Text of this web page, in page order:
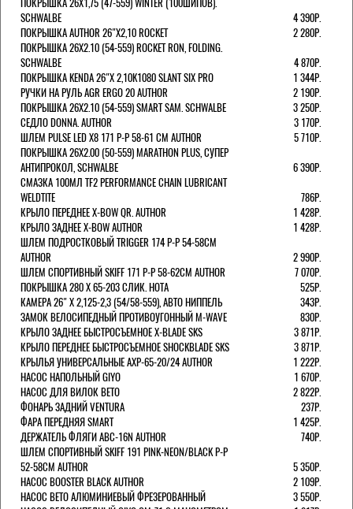
SCHWALBE
4 390Р.
ПОКРЫШКА AUTHOR 26"Х2,10 ROCKET
2 280Р.
ПОКРЫШКА 26X2.10 (54-559) ROCKET RON, FOLDING.
SCHWALBE
4 870Р.
ПОКРЫШКА KENDA 26"Х 2,10K1080 SLANT SIX PRO
1 344Р.
РУЧКИ НА РУЛЬ AGR ERGO 20 AUTHOR
2 190Р.
ПОКРЫШКА 26X2.10 (54-559) SMART SAM. SCHWALBE
3 250Р.
СЕДЛО DONNA. AUTHOR
3 170Р.
ШЛЕМ PULSE LED X8 171 Р-Р 58-61 СМ AUTHOR
5 710Р.
ПОКРЫШКА 26X2.00 (50-559) MARATHON PLUS, СУПЕР
АНТИПРОКОЛ, SCHWALBE
6 390Р.
СМАЗКА 100МЛ TF2 PERFORMANCE CHAIN LUBRICANT
WELDTITE
786Р.
КРЫЛО ПЕРЕДНЕЕ X-BOW QR. AUTHOR
1 428Р.
КРЫЛО ЗАДНЕЕ X-BOW AUTHOR
1 428Р.
ШЛЕМ ПОДРОСТКОВЫЙ TRIGGER 174 Р-Р 54-58СМ
AUTHOR
2 990Р.
ШЛЕМ СПОРТИВНЫЙ SKIFF 171 Р-Р 58-62СМ AUTHOR
7 070Р.
ПОКРЫШКА 280 X 65-203 СЛИК. HOTA
525Р.
КАМЕРА 26" X 2,125-2,3 (54/58-559), АВТО НИППЕЛЬ
343Р.
ЗАМОК ВЕЛОСИПЕДНЫЙ ПРОТИВОУГОННЫЙ M-WAVE
830Р.
КРЫЛО ЗАДНЕЕ БЫСТРОСЪЕМНОЕ X-BLADE SKS
3 871Р.
КРЫЛО ПЕРЕДНЕЕ БЫСТРОСЪЕМНОЕ SHOCKBLADE SKS
3 871Р.
КРЫЛЬЯ УНИВЕРСАЛЬНЫЕ AXP-65-20/24 AUTHOR
1 222Р.
НАСОС НАПОЛЬНЫЙ GIYO
1 670Р.
НАСОС ДЛЯ ВИЛОК ВЕТО
2 822Р.
ФОНАРЬ ЗАДНИЙ VENTURA
237Р.
ФАРА ПЕРЕДНЯЯ SMART
1 425Р.
ДЕРЖАТЕЛЬ ФЛЯГИ ABC-16N AUTHOR
740Р.
ШЛЕМ СПОРТИВНЫЙ SKIFF 191 PINK-NEON/BLACK Р-Р
52-58СМ AUTHOR
5 350Р.
НАСОС BOOSTER BLACK AUTHOR
2 109Р.
НАСОС BETO АЛЮМИНИЕВЫЙ ФРЕЗЕРОВАННЫЙ
3 550Р.